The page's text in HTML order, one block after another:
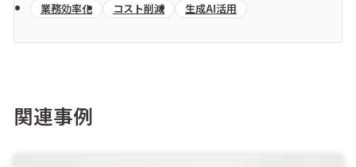
業務効率化
コスト削減 生成AI活用
関連事例